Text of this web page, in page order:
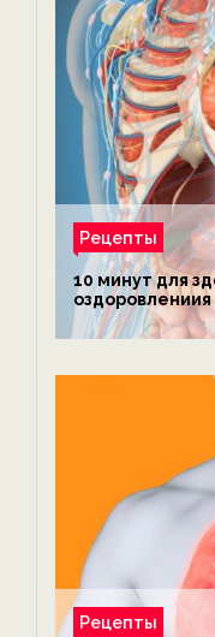
Рецепты
10 минут для
оздоровлениия
Рецепты